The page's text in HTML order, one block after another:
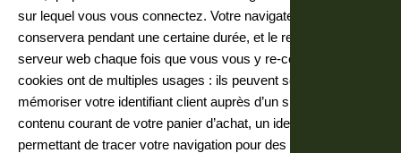
sur lequel vous vous connectez. Votre navigateur web le
conservera pendant une certaine durée, et le renverra au
serveur web chaque fois que vous vous y re-connecterez. Les
cookies ont de multiples usages : ils peuvent servir à
mémoriser votre identifiant client auprès d’un site marchand, le
contenu courant de votre panier d’achat, un identifiant
permettant de tracer votre navigation pour des finalités